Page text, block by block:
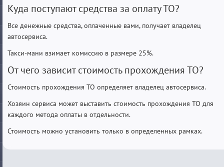
Куда поступают средства за оплату ТО?
Все денежные средства, оплаченные вами, получает владелец
автосервиса.
Такси-мани взимает комиссию в размере 25%.
От чего зависит стоимость прохождения ТО?
Стоимость прохождения ТО определяет владелец автосервиса.
Хозяин сервиса может выставить стоимость прохождения ТО для
каждого метода оплаты в отдельности.
Стоимость можно установить только в определенных рамках.